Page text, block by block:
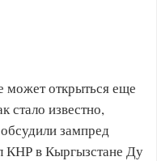
может открыться еще
стало известно,
зампред
КНР в Кыргызстане Ду